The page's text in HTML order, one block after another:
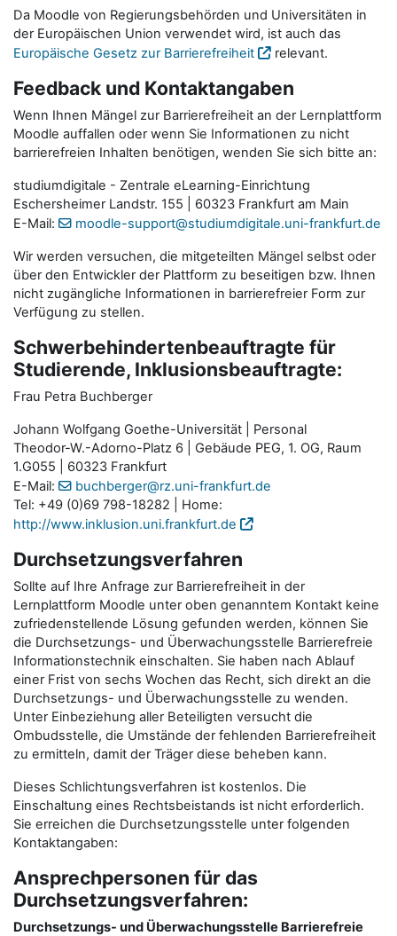
Da Moodle von Regierungsbehörden und Universitäten in
der Europäischen Union verwendet wird, ist auch das
Europäische Gesetz zur Barrierefreiheit
relevant.
Feedback und Kontaktangaben
Wenn Ihnen Mängel zur Barrierefreiheit an der Lernplattform
Moodle auffallen oder wenn Sie Informationen zu nicht
barrierefreien Inhalten benötigen, wenden Sie sich bitte an:
studiumdigitale - Zentrale eLearning-Einrichtung
Eschersheimer Landstr. 155 | 60323 Frankfurt am Main
E-Mail:
moodle-support@studiumdigitale.uni-frankfurt.de
Wir werden versuchen, die mitgeteilten Mängel selbst oder
über den Entwickler der Plattform zu beseitigen bzw. Ihnen
nicht zugängliche Informationen in barrierefreier Form zur
Verfügung zu stellen.
Schwerbehindertenbeauftragte für
Studierende, Inklusionsbeauftragte:
Frau Petra Buchberger
Johann Wolfgang Goethe-Universität | Personal
Theodor-W.-Adorno-Platz 6 | Gebäude PEG, 1. OG, Raum
1.G055 | 60323 Frankfurt
E-Mail:
buchberger@rz.uni-frankfurt.de
Tel: +49 (0)69 798-18282 | Home:
http://www.inklusion.uni.frankfurt.de
Durchsetzungsverfahren
Sollte auf Ihre Anfrage zur Barrierefreiheit in der
Lernplattform Moodle unter oben genanntem Kontakt keine
zufriedenstellende Lösung gefunden werden, können Sie
die Durchsetzungs- und Überwachungsstelle Barrierefreie
Informationstechnik einschalten. Sie haben nach Ablauf
einer Frist von sechs Wochen das Recht, sich direkt an die
Durchsetzungs- und Überwachungsstelle zu wenden.
Unter Einbeziehung aller Beteiligten versucht die
Ombudsstelle, die Umstände der fehlenden Barrierefreiheit
zu ermitteln, damit der Träger diese beheben kann.
Dieses Schlichtungsverfahren ist kostenlos. Die
Einschaltung eines Rechtsbeistands ist nicht erforderlich.
Sie erreichen die Durchsetzungsstelle unter folgenden
Kontaktangaben:
Ansprechpersonen für das
Durchsetzungsverfahren:
Durchsetzungs- und Überwachungsstelle Barrierefreie